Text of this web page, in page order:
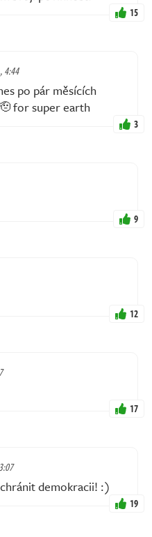
15
4:44
po pár měsících
for super earth
3
9
12
17
demokracii! :)
19